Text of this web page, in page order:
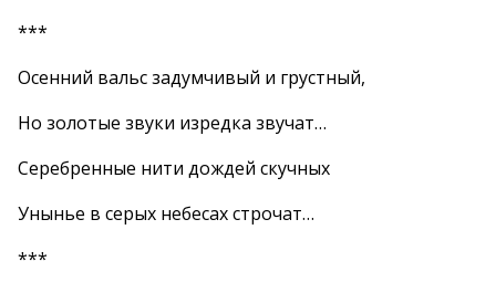
***
Осенний вальс задумчивый и грустный,
Но золотые звуки изредка звучат…
Серебренные нити дождей скучных
Унынье в серых небесах строчат…
***